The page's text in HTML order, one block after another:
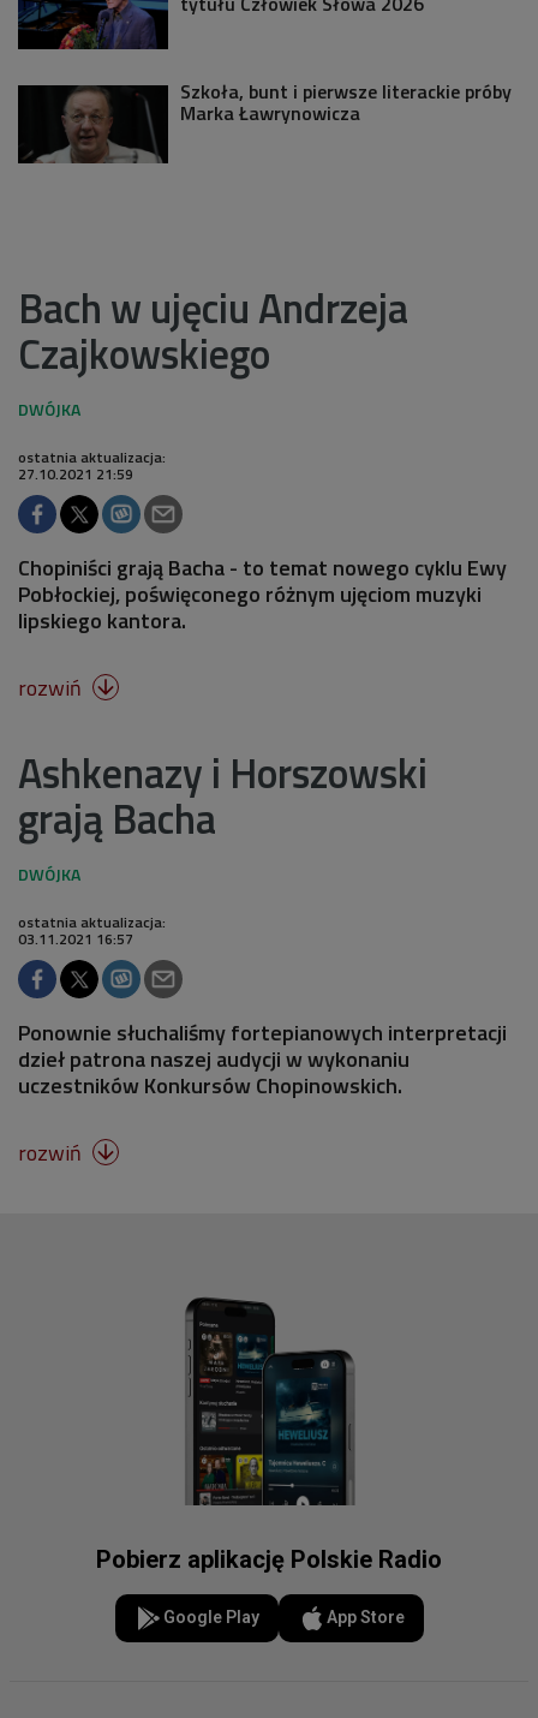
Szkoła, bunt i pierwsze literackie próby
Marka Ławrynowicza
Bach w ujęciu Andrzeja
Czajkowskiego
ostatnia aktualizacja:
27.10.2021 21:59
Chopiniści grają Bacha - to temat nowego cyklu Ewy
Pobłockiej, poświęconego różnym ujęciom muzyki
lipskiego kantora.
rozwiń 
Ashkenazy i Horszowski
grają Bacha
ostatnia aktualizacja:
03.11.2021 16:57
Ponownie słuchaliśmy fortepianowych interpretacji
dzieł patrona naszej audycji w wykonaniu
uczestników Konkursów Chopinowskich.
rozwiń 
Pobierz aplikację Polskie Radio
Google Play App Store